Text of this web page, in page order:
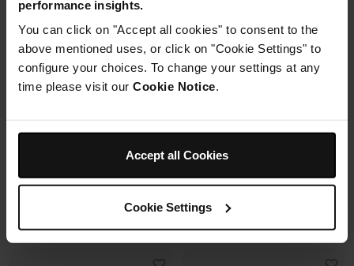
performance insights.
You can click on "Accept all cookies" to consent to the
above mentioned uses, or click on "Cookie Settings" to
configure your choices. To change your settings at any
time please visit our Cookie Notice.
Accept all Cookies
Cookie Settings
Housse de protection offerte* avec
ce four à pizza.En savoir plus
259,99 €-289,99 €
Prix le + bas sur 30j
Voir les détails
+2 couvercles
4 modes de cuisson
Préparez, cuisinez, conservez
avec un même récipient.
Modulaire, compact, facile à
119,99 € Prix réduit de
179,99 €au
109,99 €
Voir les détails